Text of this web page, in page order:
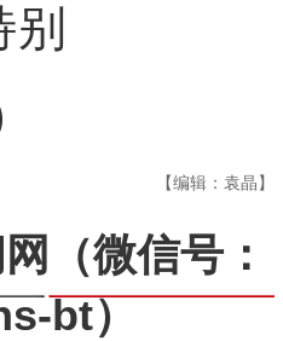
【编辑：袁晶】
（微信号：
bt）